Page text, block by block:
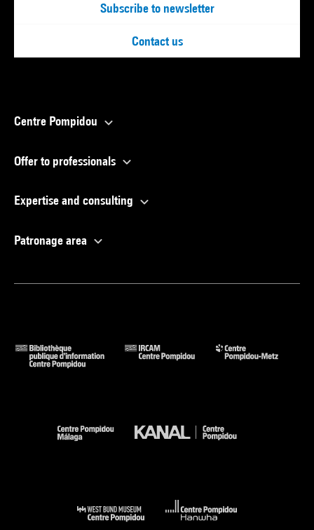
Subscribe to newsletter
Contact us
Centre Pompidou
Offer to professionals
Expertise and consulting
Patronage area